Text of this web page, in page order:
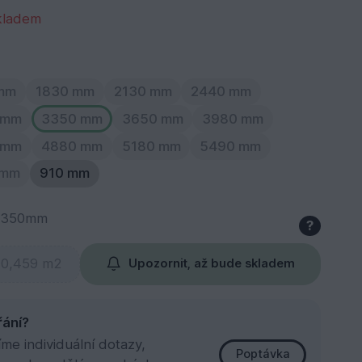
1830 mm 2130 mm
2440 mm
3350 mm 3650 mm
3980 mm
4880 mm 5180 mm
5490 mm
910 mm
?
Upozornit, až bude skladem
individuální dotazy,
Poptávka